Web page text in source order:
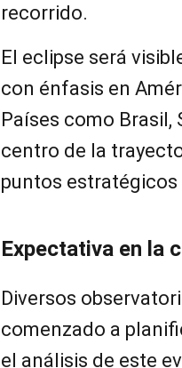
recorrido.
El eclipse será
con énfasis en
Países como Brasil,
centro de la
puntos estratégicos
Expectativa en la
Diversos
comenzado a
el análisis de este